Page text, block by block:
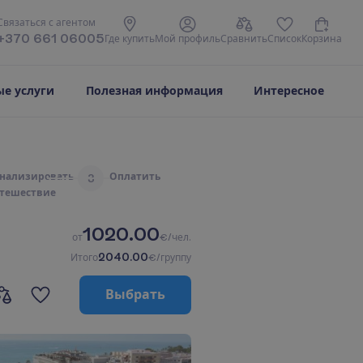
вязаться с агентом
661 06005 Где купить М ой профильСравнитьСписокКорзина
услуги Полезная информация Интересное
ализировать
ешествие
3 Оплатить
от1020.00€/чел.
Итого2040.00€/группу
Выбрать